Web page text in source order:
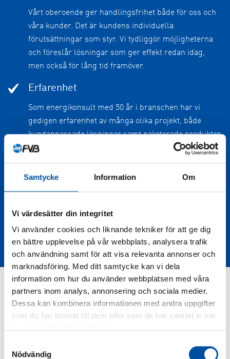
Samtycke Information Om
Vi värdesätter din integritet
Vi använder cookies och liknande tekniker för att ge dig
en bättre upplevelse på vår webbplats, analysera trafik
och användning samt för att visa relevanta annonser och
marknadsföring. Med ditt samtycke kan vi dela
information om hur du använder webbplatsen med våra
partners inom analys, annonsering och sociala medier.
Dessa kan kombinera informationen med andra uppgifter
som du har lämnat till dem eller som de har samlat in när
Nödvändig
Vårt oberoende ger handlingsfrihet både för oss och
våra kunder. Det är kundens individuella
förutsättningar som styr. Vi tydliggör möjligheterna
och föreslår lösningar som ger effekt redan idag,
men också för lång tid framöver.
Erfarenhet
Som energikonsult med 50 år i branschen har vi
gedigen erfarenhet av många olika projekt, både
kundanpassade lösningar samt paketerade produkter
och tjänster.
Vi deltar aktivt i nationell och internationell
morgondagens verklighet blir inrymd i dagens
lösningar.